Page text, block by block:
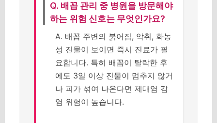
Q. 배꼽 관리 중 병원을 방문해야
하는 위험 신호는 무엇인가요?
A. 배꼽 주변의 붉어짐, 악취, 화농
성 진물이 보이면 즉시 진료가 필
요합니다. 특히 배꼽이 탈락한 후
에도 3일 이상 진물이 멈추지 않거
나 피가 섞여 나온다면 제대염 감
염 위험이 높습니다.